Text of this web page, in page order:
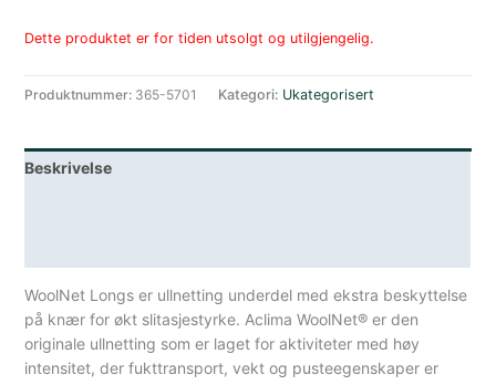
Dette produktet er for tiden utsolgt og utilgjengelig.
Produktnummer: 365-5701 Kategori: Ukategorisert
Beskrivelse
WoolNet Longs er ullnetting underdel med ekstra beskyttelse
på knær for økt slitasjestyrke. Aclima WoolNet® er den
originale ullnetting som er laget for aktiviteter med høy
intensitet, der fukttransport, vekt og pusteegenskaper er